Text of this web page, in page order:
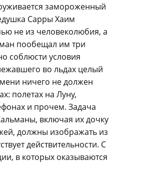
замороженный
Сарры Хаим
не из человеколюбия, а
пообещал им три
соблюсти условия
во льдах целый
ничего не должен
полетах на Луну,
и прочем. Задача
включая их дочку
должны изображать из
действительности. С
в которых оказываются